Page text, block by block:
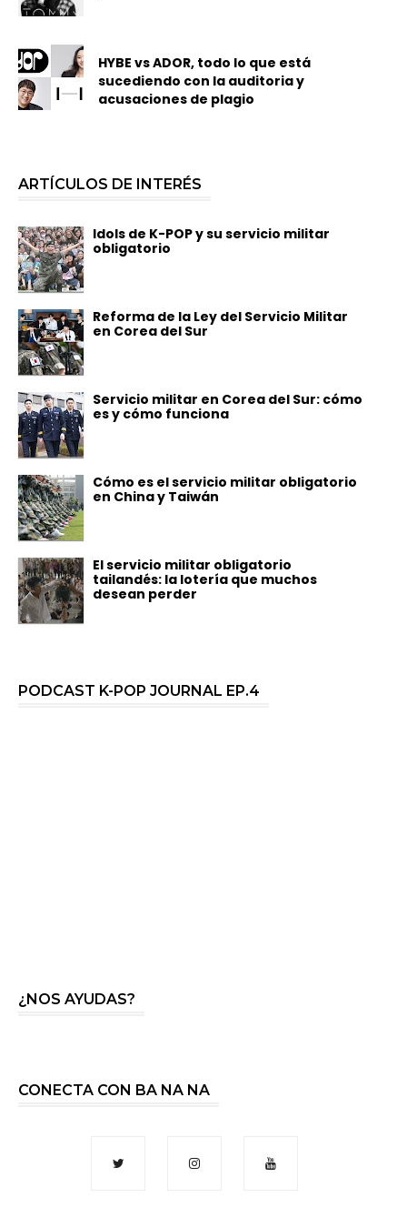
HYBE vs ADOR, todo lo que está
sucediendo con la auditoria y
acusaciones de plagio
ARTÍCULOS DE INTERÉS
Idols de K-POP y su servicio militar
obligatorio
Reforma de la Ley del Servicio Militar
en Corea del Sur
Servicio militar en Corea del Sur: cómo
es y cómo funciona
Cómo es el servicio militar obligatorio
en China y Taiwán
El servicio militar obligatorio
tailandés: la lotería que muchos
desean perder
PODCAST K-POP JOURNAL EP.4
¿NOS AYUDAS?
CONECTA CON BA NA NA